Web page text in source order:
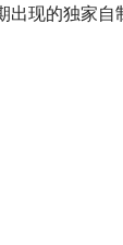
现的独家自